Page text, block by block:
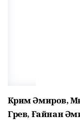
Кәрим Әмиров,
Гәрәев, Ғайнан